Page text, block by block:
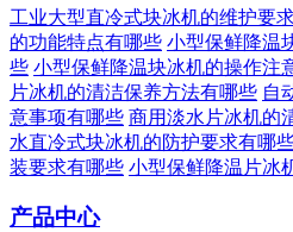
工业大型直冷式块冰机的维护要
的功能特点有哪些 小型保鲜降温
些 小型保鲜降温块冰机的操作注
片冰机的清洁保养方法有哪些 自
意事项有哪些 商用淡水片冰机的
水直冷式块冰机的防护要求有哪
装要求有哪些 小型保鲜降温片冰
产品中心